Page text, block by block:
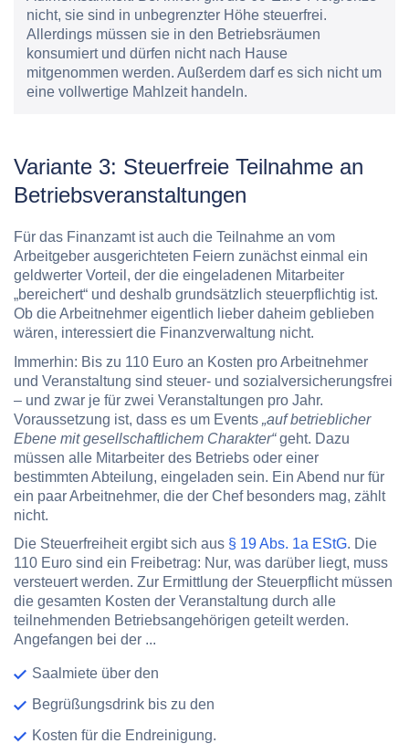
nicht, sie sind in unbegrenzter Höhe steuerfrei.
Allerdings müssen sie in den Betriebsräumen
konsumiert und dürfen nicht nach Hause
mitgenommen werden. Außerdem darf es sich nicht um
eine vollwertige Mahlzeit handeln.
Variante 3: Steuerfreie Teilnahme an
Betriebsveranstaltungen
Für das Finanzamt ist auch die Teilnahme an vom
Arbeitgeber ausgerichteten Feiern zunächst einmal ein
geldwerter Vorteil, der die eingeladenen Mitarbeiter
„bereichert“ und deshalb grundsätzlich steuerpflichtig ist.
Ob die Arbeitnehmer eigentlich lieber daheim geblieben
wären, interessiert die Finanzverwaltung nicht.
Immerhin: Bis zu 110 Euro an Kosten pro Arbeitnehmer
und Veranstaltung sind steuer- und sozialversicherungsfrei
– und zwar je für zwei Veranstaltungen pro Jahr.
Voraussetzung ist, dass es um Events „auf betrieblicher
Ebene mit gesellschaftlichem Charakter“geht. Dazu
müssen alle Mitarbeiter des Betriebs oder einer
bestimmten Abteilung, eingeladen sein. Ein Abend nur für
ein paar Arbeitnehmer, die der Chef besonders mag, zählt
nicht.
Die Steuerfreiheit ergibt sich aus § 19 Abs. 1a EStG. Die
110 Euro sind ein Freibetrag: Nur, was darüber liegt, muss
versteuert werden. Zur Ermittlung der Steuerpflicht müssen
die gesamten Kosten der Veranstaltung durch alle
teilnehmenden Betriebsangehörigen geteilt werden.
Angefangen bei der ...
Saalmiete über den
Begrüßungsdrink bis zu den
Kosten für die Endreinigung.